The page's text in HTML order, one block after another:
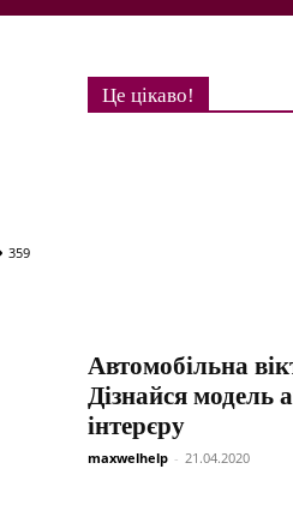
359
Це цікаво!
Автомобільна
Дізнайся модель
інтерєру
maxwelhelp - 21.04.2020